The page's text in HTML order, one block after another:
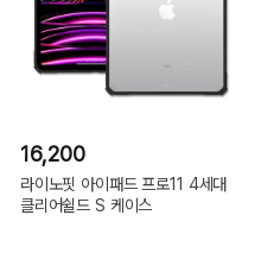
16,200
라이노핏 아이패드 프로11 4세대
클리어쉴드 S 케이스